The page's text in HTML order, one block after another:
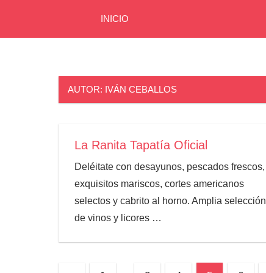
Zona
volcanes
Zona
INICIO
AUTOR: IVÁN CEBALLOS
La Ranita Tapatía Oficial
Deléitate con desayunos, pescados frescos,
exquisitos mariscos, cortes americanos
selectos y cabrito al horno. Amplia selección
de vinos y licores …